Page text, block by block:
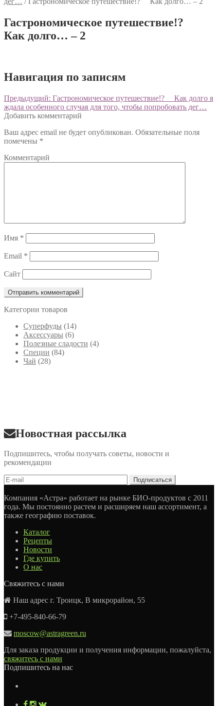
Гастрономическое путешествие!? ⠀
Как долго… – 2
Навигация по записям
Предыдущий: Гастрономическое путешествие!? ⠀ Как долго я
ждала особенного случая для того, чтобы попробовать дег…
Добавить комментарий
Ваш адрес email не будет опубликован. Обязательные поля
помечены *
Комментарий
Имя *
Email *
Сайт
Категории товаров
Cуперфуды (14)
Аксессуары (6)
Полезные сладости (4)
Специи (84)
Чай (28)
Новостная рассылка
Подпишитесь, чтобы получать советы, новости и
рекомендации
Компания «Астра» работает на рынке БИО-продуктов с 2011
года. Мы постоянно растем и расширяем наш ассортимент, а
также географию поставок.
Каталог
Рецепты
Новости
Где купить
О нас
Свяжитесь с нами
Наш адрес г. Троицк, В микрорайон, 55
+7-495-840-66-79
moscow@astragreen.ru
Для заказа продукции и получения информации, пожалуйста,
свяжитесь с нами
Подпишитесь на нас